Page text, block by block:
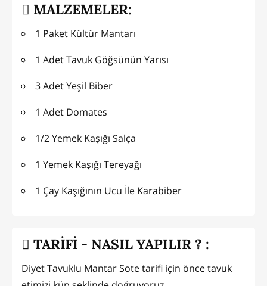
MALZEMELER:
1 Paket Kültür Mantarı
1 Adet Tavuk Göğsünün Yarısı
3 Adet Yeşil Biber
1 Adet Domates
1/2 Yemek Kaşığı Salça
1 Yemek Kaşığı Tereyağı
1 Çay Kaşığının Ucu İle Karabiber
TARİFİ - NASIL YAPILIR ? :
Diyet Tavuklu Mantar Sote tarifi için önce tavuk